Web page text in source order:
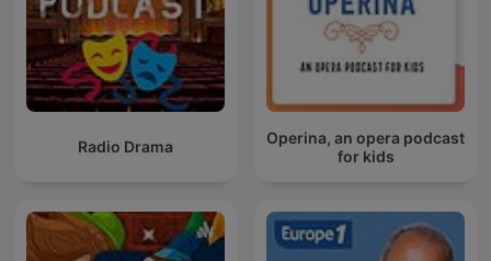
Radio Drama
Operina, an opera podcast
for kids